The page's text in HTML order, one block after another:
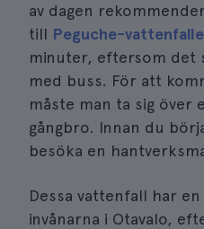
av dagen
till Peguche-
minuter, eftersom det
med buss. För att
måste man ta sig över
gångbro. Innan du
besöka en
Dessa vattenfall har
invånarna i Otavalo,